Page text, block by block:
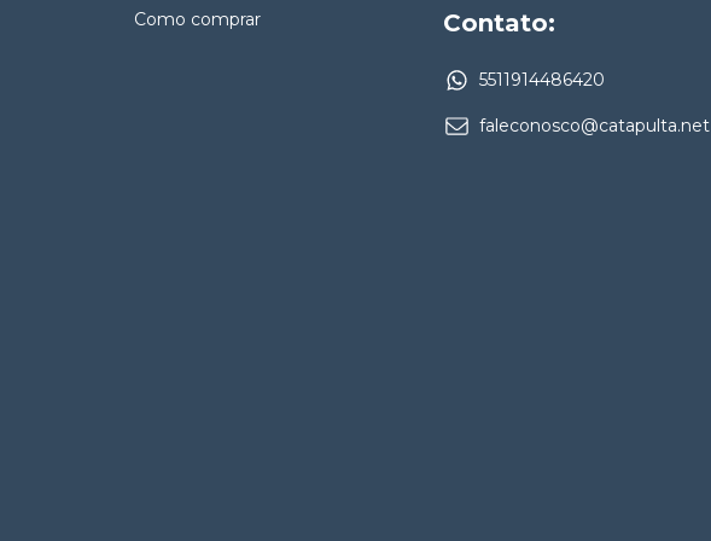
Como comprar Contato:
5511914486420
faleconosco@catapulta.net